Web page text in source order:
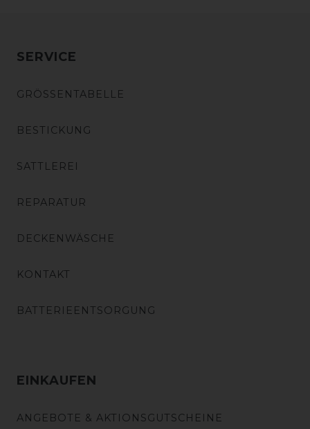
SERVICE
GRÖSSENTABELLE
BESTICKUNG
SATTLEREI
REPARATUR
DECKENWÄSCHE
KONTAKT
BATTERIEENTSORGUNG
EINKAUFEN
ANGEBOTE & AKTIONSGUTSCHEINE